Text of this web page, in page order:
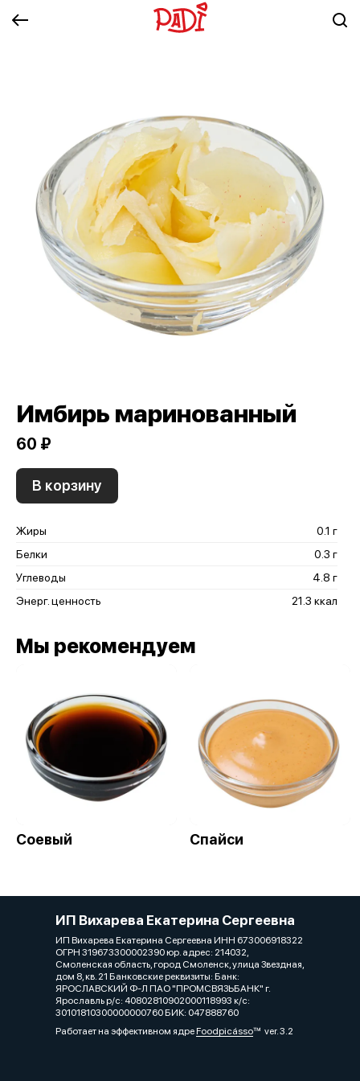
Имбирь маринованный
60 ₽
В корзину
Жиры
0.1 г
Белки
0.3 г
Углеводы
4.8 г
Энерг. ценность
21.3 ккал
Мы рекомендуем
Соевый Спайси
ИП Вихарева Екатерина Сергеевна
ИП Вихарева Екатерина Сергеевна ИНН 673006918322
ОГРН 319673300002390 юр. адрес: 214032,
Смоленская область, город Смоленск, улица Звездная,
дом 8, кв. 21 Банковские реквизиты: Банк:
ЯРОСЛАВСКИЙ Ф-Л ПАО "ПРОМСВЯЗЬБАНК" г.
Ярославль р/с: 40802810902000118993 к/с:
30101810300000000760 БИК: 047888760
Работает на эффективном ядреFoodpicássover. 3.2